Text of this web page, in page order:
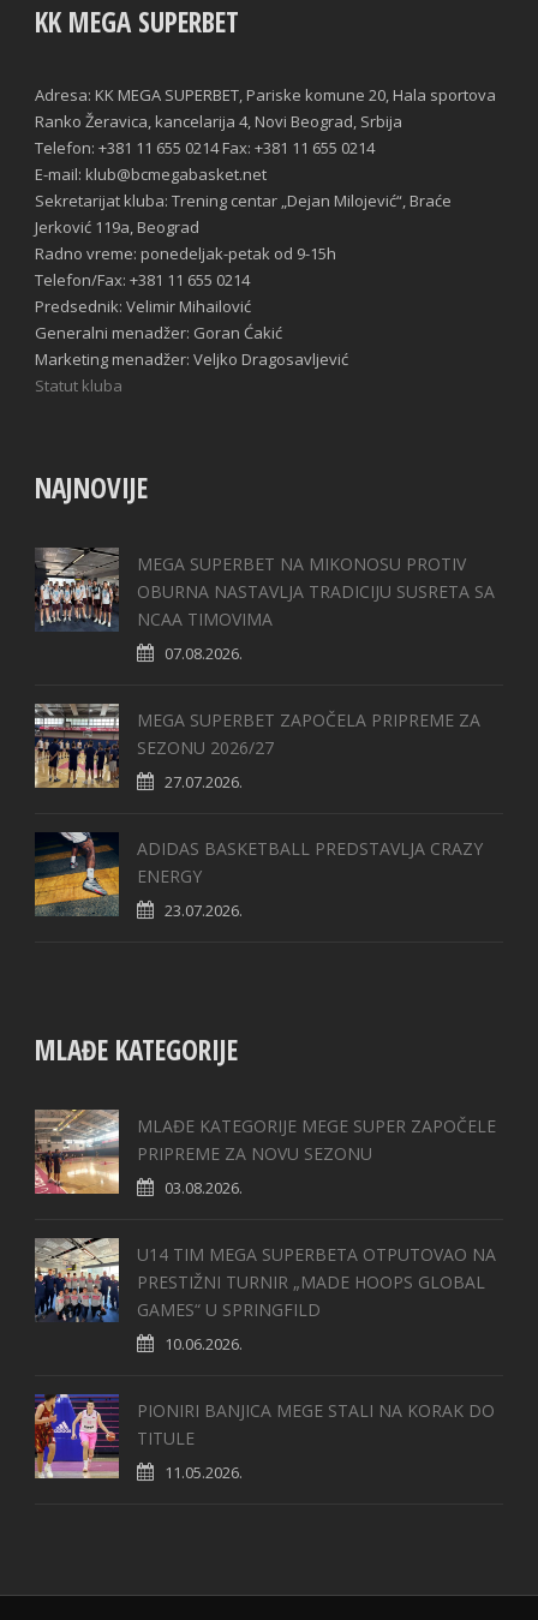
KK MEGA SUPERBET
Adresa: KK MEGA SUPERBET, Pariske komune 20, Hala sportova
Ranko Žeravica, kancelarija 4, Novi Beograd, Srbija
Telefon: +381 11 655 0214 Fax: +381 11 655 0214
E-mail: klub@bcmegabasket.net
Sekretarijat kluba: Trening centar „Dejan Milojević“, Braće
Jerković 119a, Beograd
Radno vreme: ponedeljak-petak od 9-15h
Telefon/Fax: +381 11 655 0214
Predsednik: Velimir Mihailović
Generalni menadžer: Goran Ćakić
Marketing menadžer: Veljko Dragosavljević
Statut kluba
NAJNOVIJE
MEGA SUPERBET NA MIKONOSU PROTIV
OBURNA NASTAVLJA TRADICIJU SUSRETA SA
NCAA TIMOVIMA
07.08.2026.
MEGA SUPERBET ZAPOČELA PRIPREME ZA
SEZONU 2026/27
27.07.2026.
ADIDAS BASKETBALL PREDSTAVLJA CRAZY
ENERGY
23.07.2026.
MLAĐE KATEGORIJE
MLAĐE KATEGORIJE MEGE SUPER ZAPOČELE
PRIPREME ZA NOVU SEZONU
03.08.2026.
U14 TIM MEGA SUPERBETA OTPUTOVAO NA
PRESTIŽNI TURNIR „MADE HOOPS GLOBAL
GAMES“ U SPRINGFILD
10.06.2026.
PIONIRI BANJICA MEGE STALI NA KORAK DO
TITULE
11.05.2026.